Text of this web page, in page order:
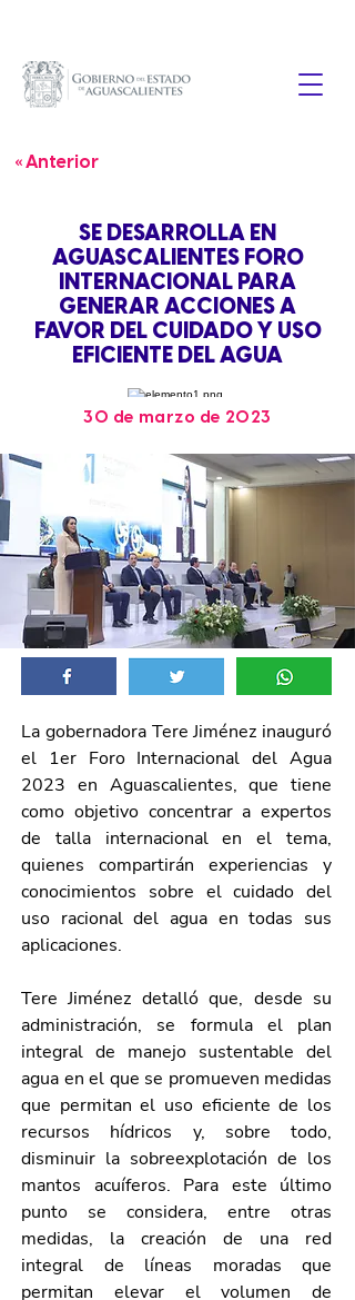
« Anterior
SE DESARROLLA EN
AGUASCALIENTES FORO
INTERNACIONAL PARA
GENERAR ACCIONES A
FAVOR DEL CUIDADO Y USO
EFICIENTE DEL AGUA
30 de marzo de 2023
La gobernadora Tere Jiménez inauguró
el 1er Foro Internacional del Agua
2023 en Aguascalientes, que tiene
como objetivo concentrar a expertos
de talla internacional en el tema,
quienes compartirán experiencias y
conocimientos sobre el cuidado del
uso racional del agua en todas sus
aplicaciones.
Tere Jiménez detalló que, desde su
administración, se formula el plan
integral de manejo sustentable del
agua en el que se promueven medidas
que permitan el uso eficiente de los
recursos hídricos y, sobre todo,
disminuir la sobreexplotación de los
mantos acuíferos. Para este último
punto se considera, entre otras
medidas, la creación de una red
integral de líneas moradas que
permitan elevar el volumen de